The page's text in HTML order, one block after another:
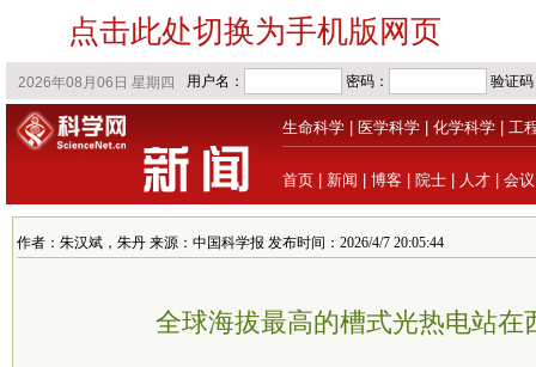
点击此处切换为手机版网页
生命科学 医学科学 化学科学 工
首页 新闻 博客 院士 人才 会议
作者：朱汉斌，朱丹 来源：中国科学报 发布时间：2026/4/7 20:05:44
全球海拔最高的槽式光热电站在